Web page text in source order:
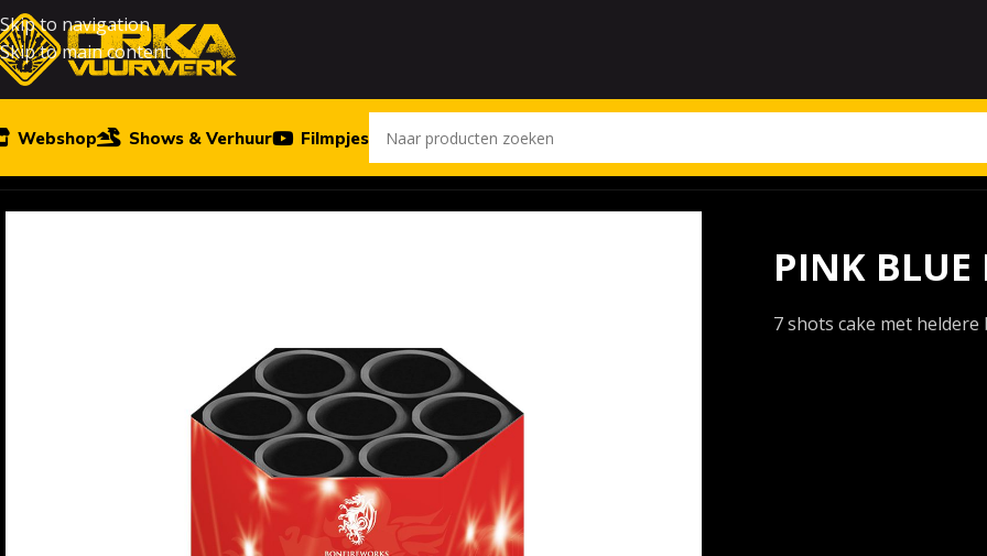
Skip to navigation
Skip to main content
Webshop Shows & Verhuur Filmpjes
PINK BLUE
7 shots cake met heldere